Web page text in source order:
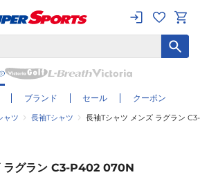
ブランド セール クーポン
ャツ 長袖Tシャツ 長袖Tシャツ メンズ ラグラン
ラグラン C3-P402 070N